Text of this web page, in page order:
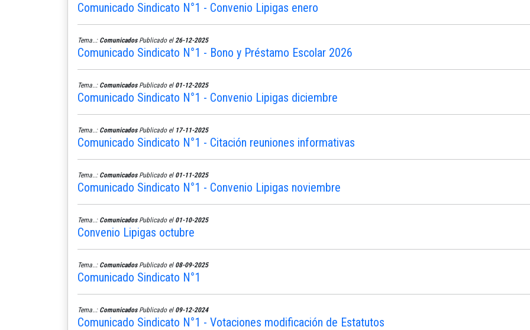
Comunicado Sindicato N°1 - Convenio Lipigas enero
Tema..: ComunicadosPublicado el26-12-2025
Comunicado Sindicato N°1 - Bono y Préstamo Escolar 2026
Tema..: ComunicadosPublicado el 01-12-2025
Comunicado Sindicato N°1 - Convenio Lipigas diciembre
Tema..: ComunicadosPublicado el 17-11-2025
Comunicado Sindicato N°1 - Citación reuniones informativas
Tema..: ComunicadosPublicado el 01-11-2025
Comunicado Sindicato N°1 - Convenio Lipigas noviembre
Tema..: ComunicadosPublicado el 01-10-2025
Convenio Lipigas octubre
Tema..: ComunicadosPublicado el 08-09-2025
Comunicado Sindicato N°1
Tema..: ComunicadosPublicado el 09-12-2024
Comunicado Sindicato N°1 - Votaciones modificación de Estatutos